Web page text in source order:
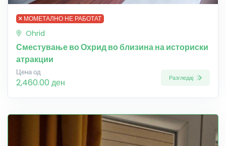
МОМЕТАЛНО НЕ РАБОТАТ
Ohrid
Сместување во Охрид во близина на историски
атракции
Цена од
2,460.00 ден Разгледај